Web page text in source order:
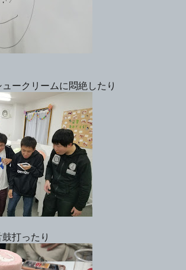
ークリームに悶絶したり
打ったり